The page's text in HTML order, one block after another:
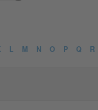
L M N O P Q R